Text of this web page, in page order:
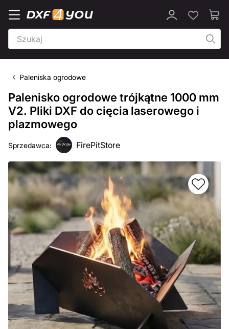
Paleniska ogrodowe
Palenisko ogrodowe trójkątne 1000 mm
V2. Pliki DXF do cięcia laserowego i
plazmowego
Sprzedawca: FirePitStore